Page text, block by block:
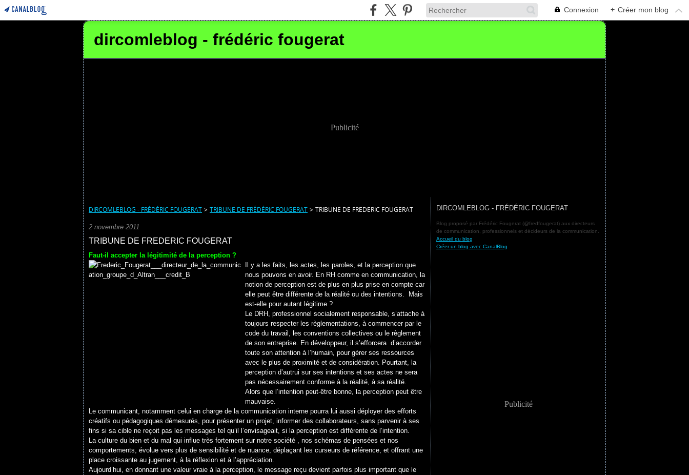
Connexion + Créer mon blog
dircomleblog - frédéric fougerat
Publicité
DIRCOMLEBLOG - FRÉDÉRIC FOUGERAT > TRIBUNE DE FRÉDÉRIC FOUGERAT > TRIBUNE DE FREDERIC FOUGERAT
2 novembre 2011
TRIBUNE DE FREDERIC FOUGERAT
Faut-il accepter la légitimité de la perception ?
Il y a les faits, les actes, les paroles, et la perception que
nous pouvons en avoir. En RH comme en communication, la
notion de perception est de plus en plus prise en compte car
elle peut être différente de la réalité ou des intentions. Mais
est-elle pour autant légitime ?
Le DRH, professionnel socialement responsable, s’attache à
toujours respecter les règlementations, à commencer par le
code du travail, les conventions collectives ou le règlement
de son entreprise. En développeur, il s’efforcera d’accorder
toute son attention à l’humain, pour gérer ses ressources
avec le plus de proximité et de considération. Pourtant, la
perception d’autrui sur ses intentions et ses actes ne sera
pas nécessairement conforme à la réalité, à sa réalité.
Alors que l’intention peut-être bonne, la perception peut être
mauvaise.
Le communicant, notamment celui en charge de la communication interne pourra lui aussi déployer des efforts
créatifs ou pédagogiques démesurés, pour présenter un projet, informer des collaborateurs, sans parvenir à ses
fins si sa cible ne reçoit pas les messages tel qu’il l’envisageait, si la perception est différente de l’intention.
La culture du bien et du mal qui influe très fortement sur notre société , nos schémas de pensées et nos
comportements, évolue vers plus de sensibilité et de nuance, déplaçant les curseurs de référence, et offrant une
place croissante au jugement, à la réflexion et à l’appréciation.
Aujourd’hui, en donnant une valeur vraie à la perception, le message reçu devient parfois plus important que le
DIRCOMLEBLOG - FRÉDÉRIC FOUGERAT
Blog proposé par Frédéric Fougerat (@fredfougerat) aux directeurs
de communication, professionnels et décideurs de la communication.
Accueil du blog
Créer un blog avec CanalBlog
Publicité